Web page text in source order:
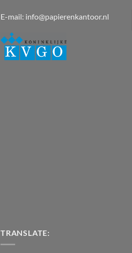
E-mail: info@papierenkantoor.nl
TRANSLATE: